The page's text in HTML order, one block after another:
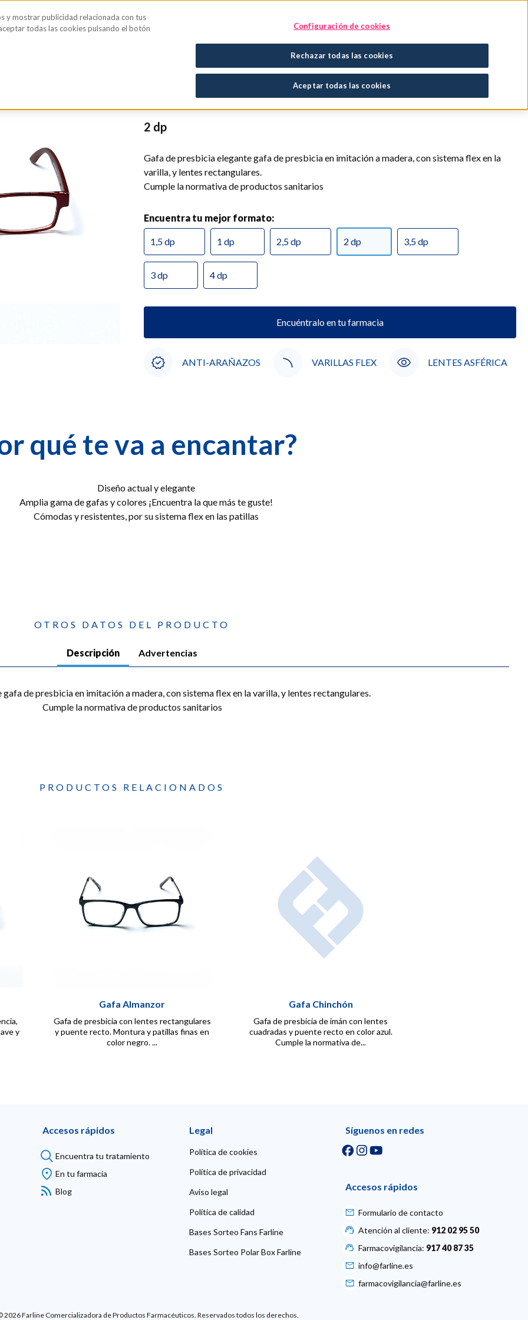
íntimaBlog Encuentra tu tratamiento
CN: 0084348
Gafa Dublin marrón
2 dp
Gafa de presbicia elegante gafa de presbicia en imitación a madera, con sistema flex en la
varilla, y lentes rectangulares.
Cumple la normativa de productos sanitarios
Encuentra tu mejor formato:
1,5 dp 1 dp 2,5 dp 2 dp 3,5 dp
3 dp 4 dp
Encuéntralo en tu farmacia
ANTI-ARAÑAZOS VARILLAS FLEX LENTES ASFÉRICA
qué te va a encantar?
Diseño actual y elegante
Amplia gama de gafas y colores ¡Encuentra la que más te guste!
Cómodas y resistentes, por su sistema flex en las patillas
OTROS DATOS DEL PRODUCTO
Descripción Advertencias
de presbicia en imitación a madera, con sistema flex en la varilla, y lentes rectangulares.
Cumple la normativa de productos sanitarios
PRODUCTOS RELACIONADOS
y
Gafa Almanzor
Gafa de presbicia con lentes rectangulares
y puente recto. Montura y patillas finas en
color negro. ...
Gafa Chinchón
Gafa de presbicia de imán con lentes
cuadradas y puente recto en color azul.
Cumple la normativa de...
Accesos rápidos
Encuentra tu tratamiento
En tu farmacia
Blog
Legal
Política de cookies
Política de privacidad
Aviso legal
Política de calidad
Bases Sorteo Fans Farline
Bases Sorteo Polar Box Farline
Síguenos en redes
Accesos rápidos
Formulario de contacto
Atención al cliente: 912 02 95 50
Farmacovigilancia: 917 40 87 35
info@farline.es
farmacovigilancia@farline.es
2026 Farline Comercializadora de Productos Farmacéuticos. Reservados todos los derechos.
y mostrar publicidad relacionada con tus
todas las cookies pulsando el botón
Configuración de cookies
Rechazar todas las cookies
Aceptar todas las cookies